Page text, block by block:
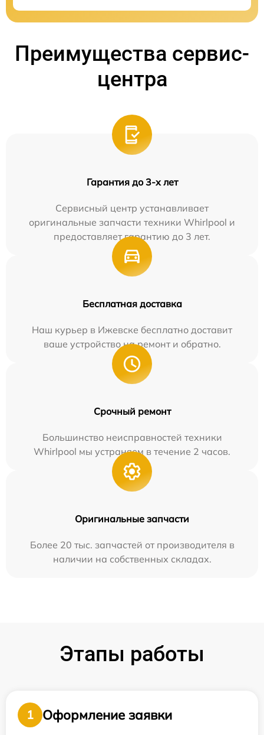
Преимущества сервис-
центра
Гарантия до 3-х лет
Сервисный центр устанавливает
оригинальные запчасти техники Whirlpool и
предоставляет гарантию до 3 лет.
Бесплатная доставка
Наш курьер в Ижевске бесплатно доставит
ваше устройство на ремонт и обратно.
Срочный ремонт
Большинство неисправностей техники
Whirlpool мы устраняем в течение 2 часов.
Оригинальные запчасти
Более 20 тыс. запчастей от производителя в
наличии на собственных складах.
Этапы работы
1
Оформление заявки